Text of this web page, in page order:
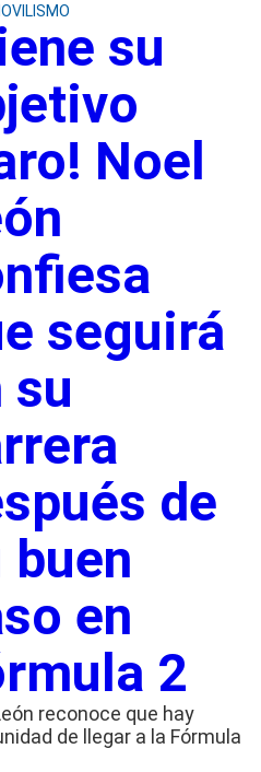
su
Noel
seguirá
su
de
buen
en
2
reconoce que hay
de llegar a la Fórmula